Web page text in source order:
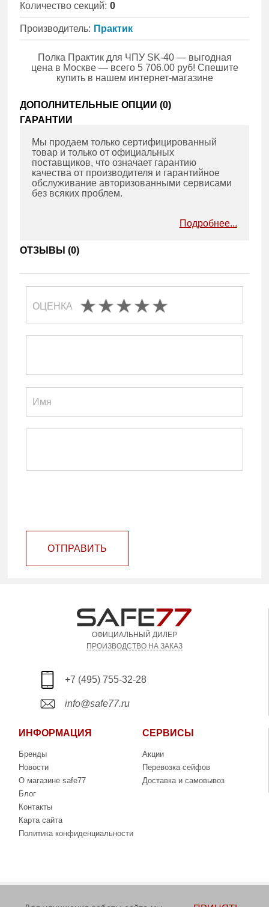
Количество секций: 0
Производитель: Практик
Полка Практик для ЧПУ SK-40 — выгодная
цена в Москве — всего 5 706.00 руб! Спешите
купить в нашем интернет-магазине
ДОПОЛНИТЕЛЬНЫЕ ОПЦИИ (0)
ГАРАНТИИ
Мы продаем только сертифицированный
товар и только от официальных
поставщиков, что означает гарантию
качества от производителя и гарантийное
обслуживание авторизованными сервисами
без всяких проблем.
Подробнее...
ОТЗЫВЫ (0)
ОЦЕНКА
ОТПРАВИТЬ
ОФИЦИАЛЬНЫЙ ДИЛЕР
ПРОИЗВОДСТВО НА ЗАКАЗ
+7 (495) 755-32-28
info@safe77.ru
ИНФОРМАЦИЯ
Бренды
Новости
О магазине safe77
Блог
Контакты
Карта сайта
Политика конфиденциальности
СЕРВИСЫ
Акции
Перевозка сейфов
Доставка и самовывоз
Copyright © 2006-2026. Интернет-магазин сейфов